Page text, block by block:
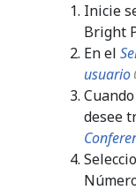
Inicie
Bright
En el
usuario
desee